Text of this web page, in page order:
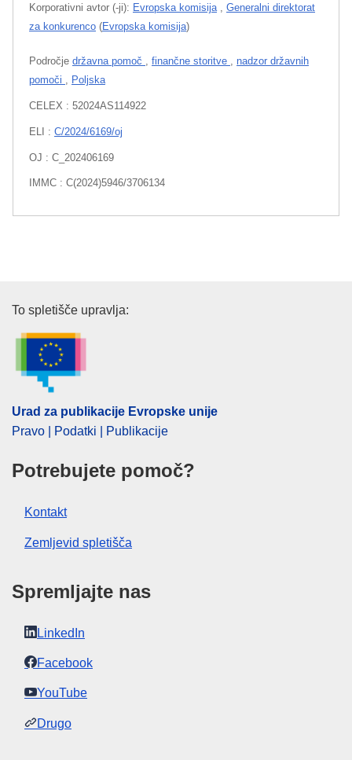
Korporativni avtor (-ji): Evropska komisija
Generalni direktorat
za konkurenco (Evropska komisija)
Področje državna pomoč finančne storitve
nadzor državnih
pomoči
Poljska
CELEX : 52024AS114922
ELI : C/2024/6169/oj
OJ : C_202406169
IMMC : C(2024)5946/3706134
Urad za publikacije Evropske
To spletišče upravlja:
Urad za publikacije Evropske unije
Pravo | Podatki | Publikacije
Potrebujete pomoč?
Kontakt
Zemljevid spletišča
Spremljajte nas
LinkedIn
Facebook
YouTube
Drugo